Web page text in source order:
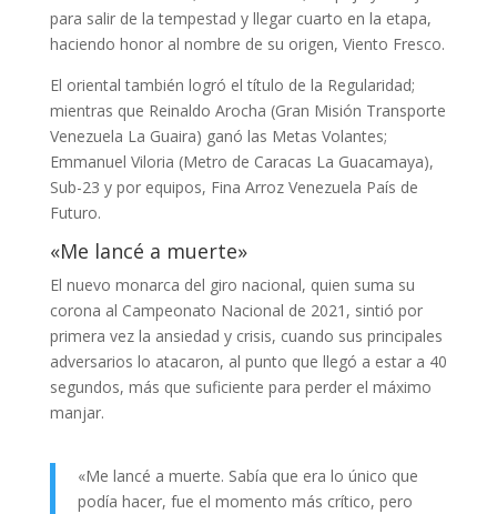
para salir de la tempestad y llegar cuarto en la etapa,
haciendo honor al nombre de su origen, Viento Fresco.
El oriental también logró el título de la Regularidad;
mientras que Reinaldo Arocha (Gran Misión Transporte
Venezuela La Guaira) ganó las Metas Volantes;
Emmanuel Viloria (Metro de Caracas La Guacamaya),
Sub-23 y por equipos, Fina Arroz Venezuela País de
Futuro.
«Me lancé a muerte»
El nuevo monarca del giro nacional, quien suma su
corona al Campeonato Nacional de 2021, sintió por
primera vez la ansiedad y crisis, cuando sus principales
adversarios lo atacaron, al punto que llegó a estar a 40
segundos, más que suficiente para perder el máximo
manjar.
«Me lancé a muerte. Sabía que era lo único que
podía hacer, fue el momento más crítico, pero